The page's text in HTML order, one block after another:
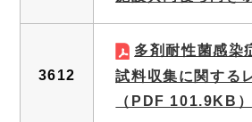
3612
多剤耐性菌感染
試料収集に関する
（PDF 101.9KB）